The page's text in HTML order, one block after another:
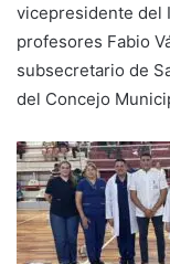
vicepresidente del
profesores Fabio
subsecretario de
del Concejo